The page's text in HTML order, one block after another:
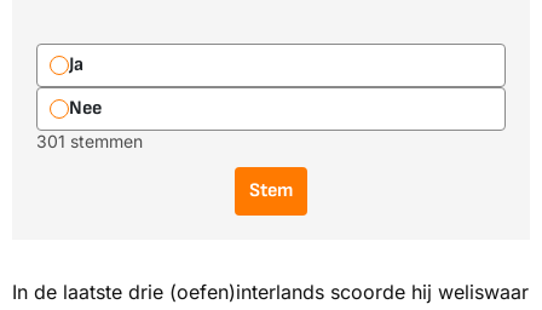
Ja
Nee
301 stemmen
Stem
In de laatste drie (oefen)interlands scoorde hij weliswaar